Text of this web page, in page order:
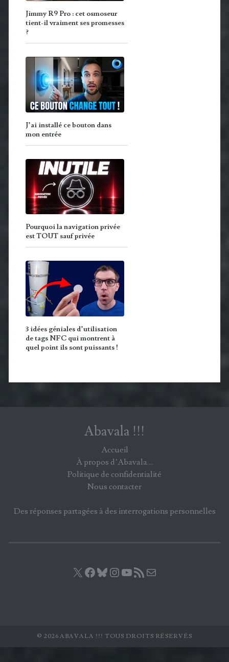
Jimmy R9 Pro : cet osmoseur
tient-il vraiment ses promesses
?
J’ai installé ce bouton dans
mon entrée
Pourquoi la navigation privée
est TOUT sauf privée
3 idées géniales d’utilisation
de tags NFC qui montrent à
quel point ils sont puissants !
Abavala !!!
Accueil
À propos d’Abavala…
Politique de confidentialité
Nous contacter
Des réponses partagées à des interrogations personnelles
X Facebook
Bluesky
Instagram
YouTube
Flux RSS
© 2026 ABAVALA !!! TOUS DROITS RÉSERVÉS